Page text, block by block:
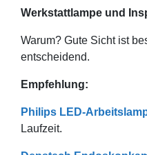
Werkstattlampe und
Warum? Gute Sicht ist
entscheidend.
Empfehlung:
Philips LED-
Laufzeit.